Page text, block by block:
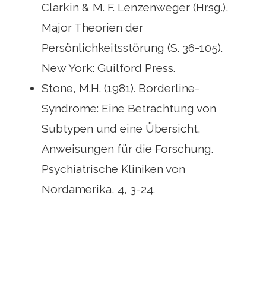
Clarkin & M. F. Lenzenweger (Hrsg.),
Major Theorien der
Persönlichkeitsstörung (S. 36-105).
New York: Guilford Press.
Stone, M.H. (1981). Borderline-
Syndrome: Eine Betrachtung von
Subtypen und eine Übersicht,
Anweisungen für die Forschung.
Psychiatrische Kliniken von
Nordamerika, 4, 3-24.